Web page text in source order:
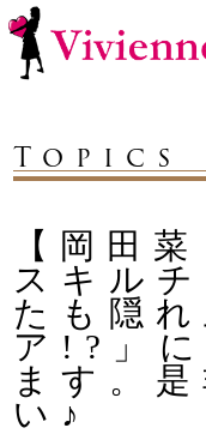
Topics
【岡田
スキル
たも隠
ア!?」に
ます。
い♪